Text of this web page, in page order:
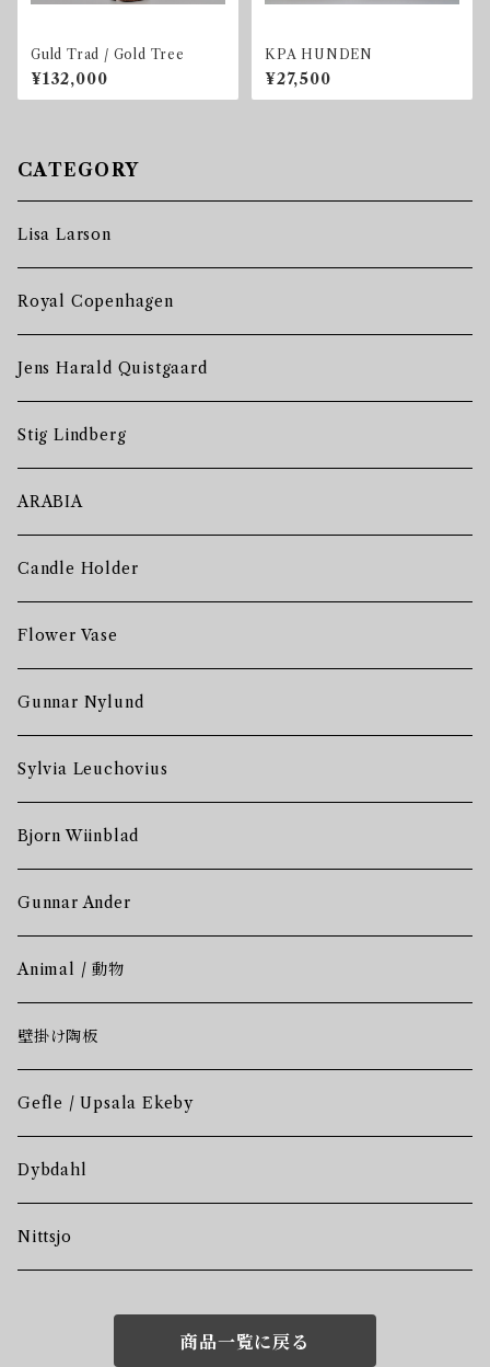
Guld Trad / Gold Tree
¥132,000
KPA HUNDEN
¥27,500
CATEGORY
Lisa Larson
Royal Copenhagen
Jens Harald Quistgaard
Stig Lindberg
ARABIA
Candle Holder
Flower Vase
Gunnar Nylund
Sylvia Leuchovius
Bjorn Wiinblad
Gunnar Ander
Animal / 動物
壁掛け陶板
Gefle / Upsala Ekeby
Dybdahl
Nittsjo
商品一覧に戻る